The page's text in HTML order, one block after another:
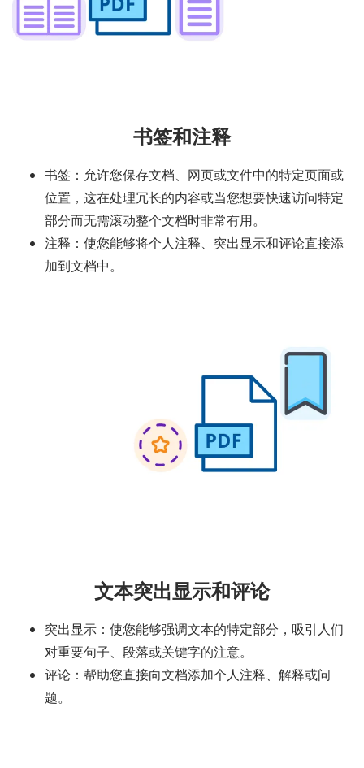
书签和注释
书签：允许您保存文档、网页或文件中的特定页面或
位置，这在处理冗长的内容或当您想要快速访问特定
部分而无需滚动整个文档时非常有用。
注释：使您能够将个人注释、突出显示和评论直接添
加到文档中。
文本突出显示和评论
突出显示：使您能够强调文本的特定部分，吸引人们
对重要句子、段落或关键字的注意。
评论：帮助您直接向文档添加个人注释、解释或问
题。